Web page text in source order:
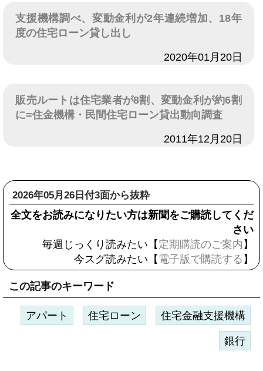
支援機構調べ、変動金利が2年連続増加、18年
度の住宅ローン貸し出し
2020年01月20日
販売ルートは住宅業者が8割、変動金利が約6割
に=住金機構・民間住宅ローン貸出動向調査
2011年12月20日
2026年05月26日付3面から抜粋
全文をお読みになりたい方は新聞をご購読してくだ
さい
毎週じっくり読みたい【 定期購読のご案内 】
今スグ読みたい【 電子版で購読する 】
この記事のキーワード
アパート 住宅ローン 住宅金融支援機構
銀行